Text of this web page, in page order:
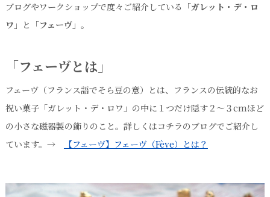
ブログやワークショップで度々ご紹介している 「ガレット・デ・ロ
ワ」 と 「フェーヴ」 。
「フェーヴとは」
フェーヴ（フランス語でそら豆の意）とは、フランスの伝統的なお
祝い菓子「ガレット・デ・ロワ」の中に１つだけ隠す２～３cmほど
の小さな磁器製の飾りのこと。詳しくはコチラのブログでご紹介し
ています。→
【フェーヴ】フェーヴ（Fève）とは？